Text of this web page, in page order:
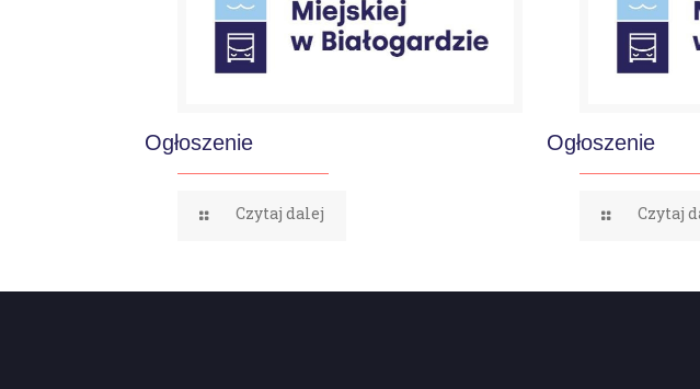
Ogłoszenie
Czytaj dalej
Ogłoszenie
Czytaj